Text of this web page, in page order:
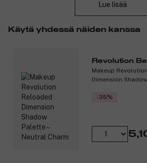
Laadukkaat, optiset saranat.
Mukana puhdistuspussi.
Muovattavat aisat, joissa on
Materiaalista yli 50 % on
Tuotteen ominaisuudet:
Linssit: 55 mm
Nenäosa: 18 mm
Aisat: 145 mm
Tuotenumero:
Lue lisää
Käytä yhdessä näiden kanssa
Revolution
Makeup
Dimension
-35%